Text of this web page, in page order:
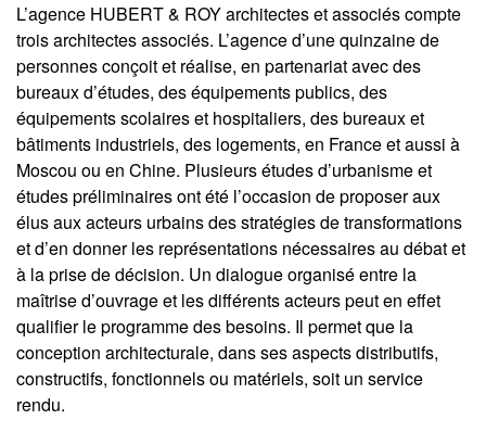
L’agence HUBERT & ROY architectes et associés compte
trois architectes associés. L’agence d’une quinzaine de
personnes conçoit et réalise, en partenariat avec des
bureaux d’études, des équipements publics, des
équipements scolaires et hospitaliers, des bureaux et
bâtiments industriels, des logements, en France et aussi à
Moscou ou en Chine. Plusieurs études d’urbanisme et
études préliminaires ont été l’occasion de proposer aux
élus aux acteurs urbains des stratégies de transformations
et d’en donner les représentations nécessaires au débat et
à la prise de décision. Un dialogue organisé entre la
maîtrise d’ouvrage et les différents acteurs peut en effet
qualifier le programme des besoins. Il permet que la
conception architecturale, dans ses aspects distributifs,
constructifs, fonctionnels ou matériels, soit un service
rendu.